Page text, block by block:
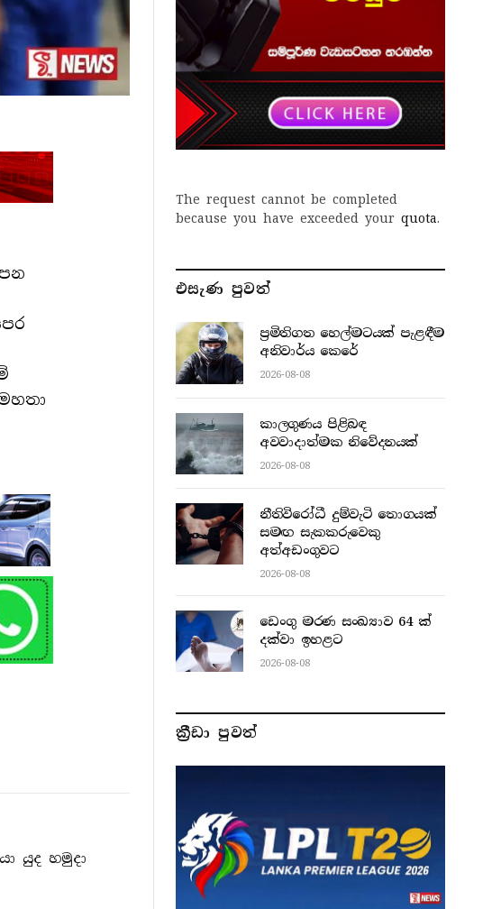
යුද හමුදා
The request cannot be completed
because you have exceeded your quota.
එසැණ පුව​ත්
ප්‍රමිතිගත හෙල්මටයක් පැළඳීම
අනිවාර්ය කෙරේ
2026-08-08
කාලගුණය පිළිබඳ
අවවාදාත්මක නිවේදනයක්
2026-08-08
නීතිවිරෝධී දුම්වැටි තොගයක්
සමඟ සැකකරුවෙකු
අත්අඩංගුවට
2026-08-08
ඩෙංගු මරණ සංඛ්‍යාව 64 ක්
දක්වා ඉහළට
2026-08-08
ක්‍රීඩා පුවත්